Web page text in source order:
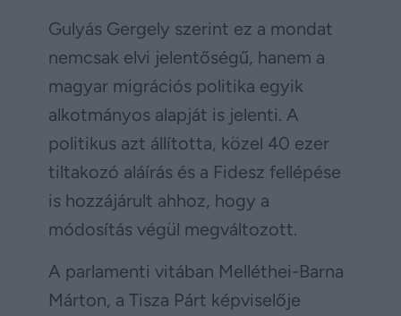
Gulyás Gergely szerint ez a mondat
nemcsak elvi jelentőségű, hanem a
magyar migrációs politika egyik
alkotmányos alapját is jelenti. A
politikus azt állította, közel 40 ezer
tiltakozó aláírás és a Fidesz fellépése
is hozzájárult ahhoz, hogy a
módosítás végül megváltozott.
A parlamenti vitában Melléthei-Barna
Márton, a Tisza Párt képviselője